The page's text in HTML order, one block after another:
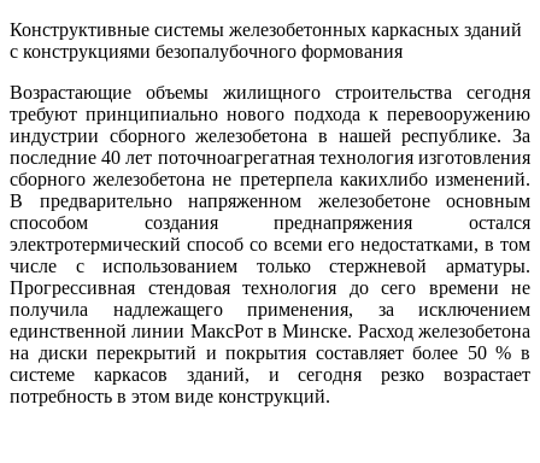
Конструктивные системы железобетонных каркасных зданий
с конструкциями безопалубочного формования
Возрастающие объемы жилищного строительства сегодня
требуют принципиально нового подхода к перевооружению
индустрии сборного железобетона в нашей республике. За
последние 40 лет поточно­агрегатная технология изготовления
сборного железобетона не претерпела каких­либо изменений.
В предварительно напряженном железобетоне основным
способом создания преднапряжения остался
электротермический способ со всеми его недостатками, в том
числе с использованием только стержневой арматуры.
Прогрессивная стендовая технология до сего времени не
получила надлежащего применения, за исключением
единственной линии Макс­Рот в Минске. Расход железобетона
на диски перекрытий и покрытия составляет более 50 % в
системе каркасов зданий, и сегодня резко возрастает
потребность в этом виде конструкций.